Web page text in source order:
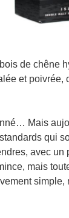
de chêne
et poivrée,
Mais
qui
avec un
mais
simple,